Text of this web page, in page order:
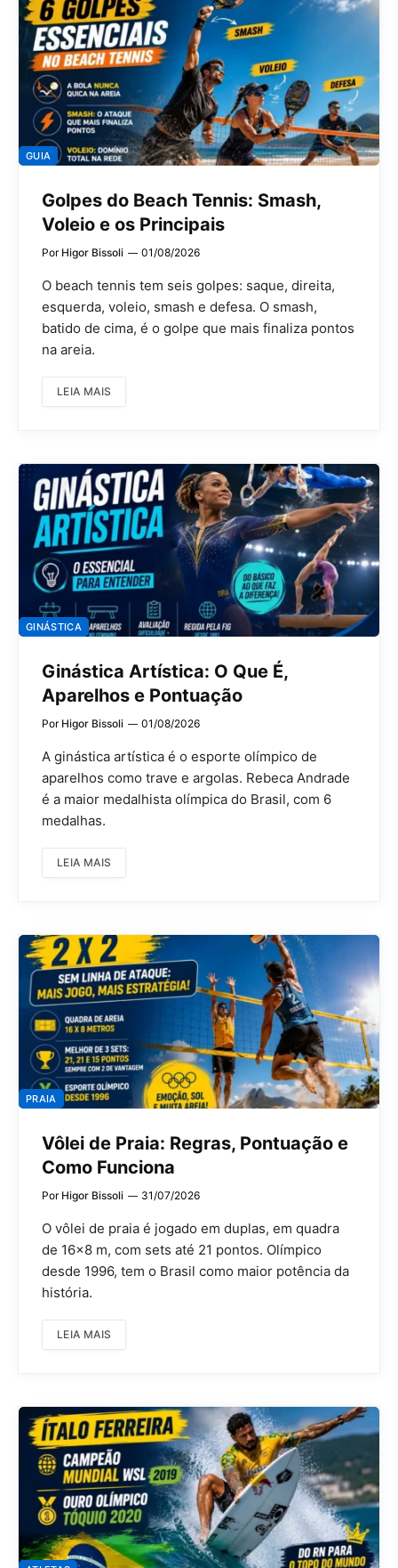
GUIA
Golpes do Beach Tennis: Smash,
Voleio e os Principais
Por Higor Bissoli 01/08/2026
O beach tennis tem seis golpes: saque, direita,
esquerda, voleio, smash e defesa. O smash,
batido de cima, é o golpe que mais finaliza pontos
na areia.
LEIA MAIS
GINÁSTICA
Ginástica Artística: O Que É,
Aparelhos e Pontuação
Por Higor Bissoli 01/08/2026
A ginástica artística é o esporte olímpico de
aparelhos como trave e argolas. Rebeca Andrade
é a maior medalhista olímpica do Brasil, com 6
medalhas.
LEIA MAIS
PRAIA
Vôlei de Praia: Regras, Pontuação e
Como Funciona
Por Higor Bissoli 31/07/2026
O vôlei de praia é jogado em duplas, em quadra
de 16×8 m, com sets até 21 pontos. Olímpico
desde 1996, tem o Brasil como maior potência da
história.
LEIA MAIS